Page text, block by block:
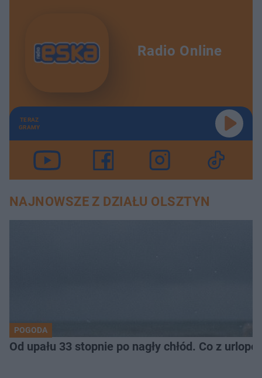
Radio Online
TERAZ
GRAMY
NAJNOWSZE Z DZIAŁU OLSZTYN
POGODA
Od upału 33 stopnie po nagły chłód. Co z